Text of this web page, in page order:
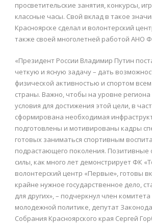
просветительские занятия, конкурсы,
классные часы. Свой вклад в такое
Красноярске сделал и волонтерский
также своей многолетней работой АНО
«Президент России Владимир Путин
четкую и ясную задачу – дать
физической активностью и спортом
страны. Важно, чтобы на уровне
условия для достижения этой цели, в
сформирована необходимая
подготовлены и мотивированы кадры
готовых заниматься спортивным
подрастающего поколения.
силы, как много лет демонстрирует ФК
волонтерский центр «Первые», готовы
крайне нужное государственное дело,
для других», – подчеркнул член
молодежной политике, депутат
Собрания Красноярского края Сергей